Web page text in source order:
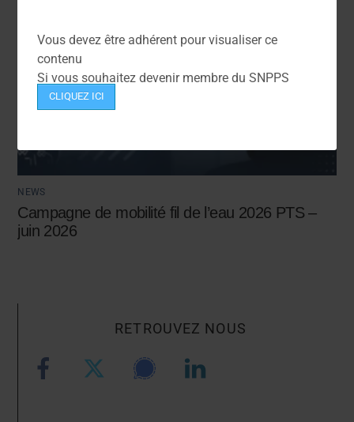
Vous devez être adhérent pour visualiser ce
contenu
Si vous souhaitez devenir membre du SNPPS
CLIQUEZ ICI
NEWS
Campagne de mobilité fil de l’eau 2026 PTS –
juin 2026
RETROUVEZ NOUS